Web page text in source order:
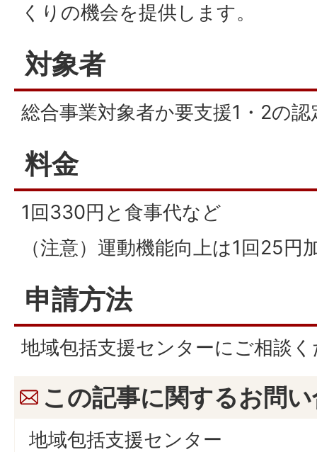
くりの機会を提供します。
対象者
総合事業対象者か要支援1・2の
料金
1回330円と食事代など
（注意）運動機能向上は1回25
申請方法
地域包括支援センターにご相談
この記事に関するお問
地域包括支援センター